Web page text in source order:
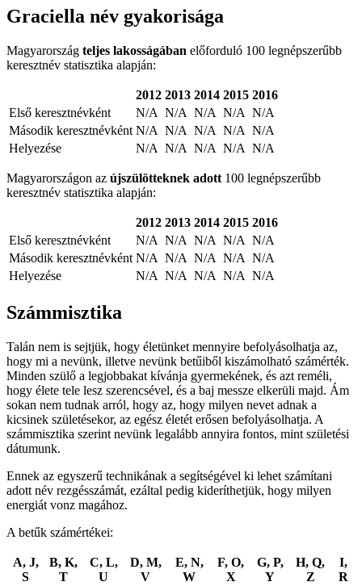
Graciella név gyakorisága
Magyarország teljes lakosságában előforduló 100 legnépszerűbb
keresztnév statisztika alapján:
2012 2013 2014 2015 2016
Első keresztnévként
N/A N/A N/A N/A N/A
Második keresztnévként N/A N/A N/A N/A N/A
Helyezése
N/A N/A N/A N/A N/A
Magyarországon az újszülötteknek adott 100 legnépszerűbb
keresztnév statisztika alapján:
2012 2013 2014 2015 2016
Első keresztnévként
N/A N/A N/A N/A N/A
Második keresztnévként N/A N/A N/A N/A N/A
Helyezése
N/A N/A N/A N/A N/A
Számmisztika
Talán nem is sejtjük, hogy életünket mennyire befolyásolhatja az,
hogy mi a nevünk, illetve nevünk betűiből kiszámolható számérték.
Minden szülő a legjobbakat kívánja gyermekének, és azt reméli,
hogy élete tele lesz szerencsével, és a baj messze elkerüli majd. Ám
sokan nem tudnak arról, hogy az, hogy milyen nevet adnak a
kicsinek születésekor, az egész életét erősen befolyásolhatja. A
számmisztika szerint nevünk legalább annyira fontos, mint születési
dátumunk.
Ennek az egyszerű technikának a segítségével ki lehet számítani
adott név rezgésszámát, ezáltal pedig kideríthetjük, hogy milyen
energiát vonz magához.
A betűk számértékei:
A, J,
S
B, K,
T
C, L,
U
D, M,
V
E, N,
W
F, O,
X
G, P,
Y
H, Q,
Z
I,
R